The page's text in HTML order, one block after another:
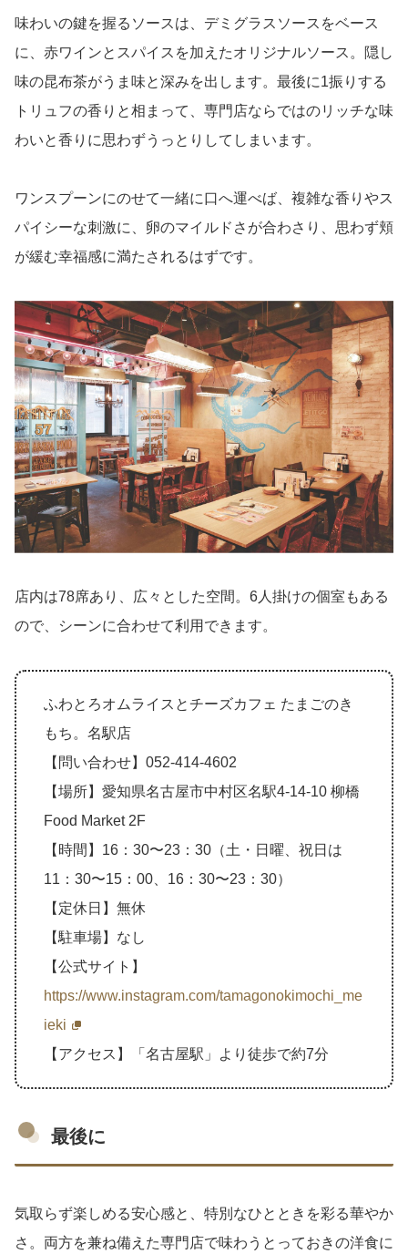
味わいの鍵を握るソースは、デミグラスソースをベース
に、赤ワインとスパイスを加えたオリジナルソース。隠し
味の昆布茶がうま味と深みを出します。最後に1振りする
トリュフの香りと相まって、専門店ならではのリッチな味
わいと香りに思わずうっとりしてしまいます。
ワンスプーンにのせて一緒に口へ運べば、複雑な香りやス
パイシーな刺激に、卵のマイルドさが合わさり、思わず頬
が緩む幸福感に満たされるはずです。
店内は78席あり、広々とした空間。6人掛けの個室もある
ので、シーンに合わせて利用できます。
ふわとろオムライスとチーズカフェ たまごのき
もち。名駅店
【問い合わせ】052-414-4602
【場所】愛知県名古屋市中村区名駅4-14-10 柳橋
Food Market 2F
【時間】16：30〜23：30（土・日曜、祝日は
11：30〜15：00、16：30〜23：30）
【定休日】無休
【駐車場】なし
【公式サイト】
https://www.instagram.com/tamagonokimochi_me
ieki
【アクセス】「名古屋駅」より徒歩で約7分
最後に
気取らず楽しめる安心感と、特別なひとときを彩る華やか
さ。両方を兼ね備えた専門店で味わうとっておきの洋食に